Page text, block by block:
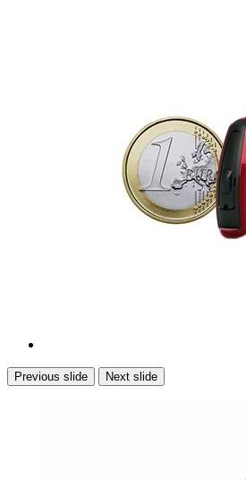
Previous slide Next slide